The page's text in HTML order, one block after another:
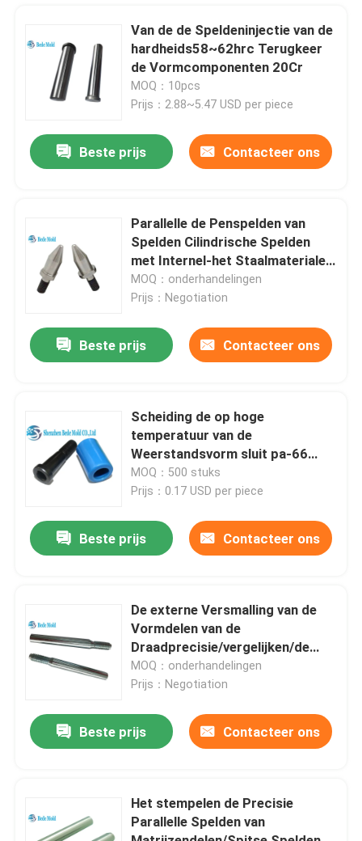
Over ons
Contacten
Producten
Gidspijler en Ringen
Ejector Pins And Sleeves
De vormlente ISO10243
schouderbout
Van de de Speldeninjectie van de
hardheids58~62hrc Terugkeer
de Vormcomponenten 20Cr
MOQ：10pcs
Prijs：2.88~5.47 USD per piece
Beste prijs Contacteer ons
Parallelle de Penspelden van
Spelden Cilindrische Spelden
met Internel-het Staalmaterialen
van de Draadlegering
MOQ：onderhandelingen
Prijs：Negotiation
Beste prijs Contacteer ons
Scheiding de op hoge
temperatuur van de
Weerstandsvorm sluit pa-66
Materialen voor Injectie het
Vormen
MOQ：500 stuks
Prijs：0.17 USD per piece
Beste prijs Contacteer ons
De externe Versmalling van de
Vormdelen van de
Draadprecisie/vergelijken/de
Aangepaste Materialen van
Penspelden DIN Norm
MOQ：onderhandelingen
Prijs：Negotiation
Beste prijs Contacteer ons
Het stempelen de Precisie
Parallelle Spelden van